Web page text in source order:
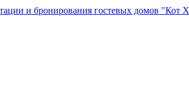
и бронирования гостевых домов "Кот